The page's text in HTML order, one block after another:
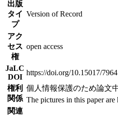
出版
タイ
プ
Version of Record
アク
セス
権
open access
JaLC
DOI
https://doi.org/10.15017/7964
権利
関係
個人情報保護のため論文
The pictures in this paper
関連